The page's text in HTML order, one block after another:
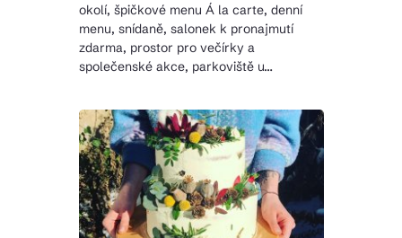
okolí, špičkové menu Á la carte, denní
menu, snídaně, salonek k pronajmutí
zdarma, prostor pro večírky a
společenské akce, parkoviště u…